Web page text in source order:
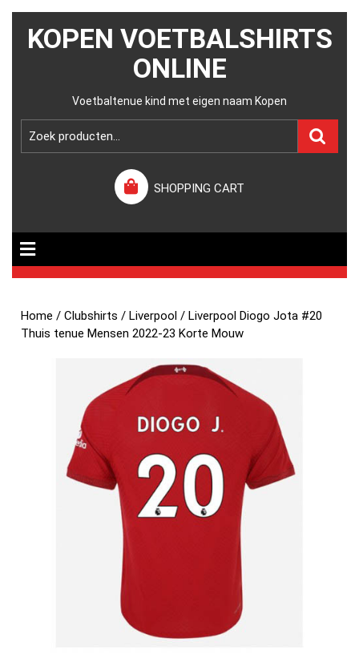
KOPEN VOETBALSHIRTS
ONLINE
Voetbaltenue kind met eigen naam Kopen
SHOPPING CART
Home /Clubshirts /Liverpool / Liverpool Diogo Jota #20
Thuis tenue Mensen 2022-23 Korte Mouw